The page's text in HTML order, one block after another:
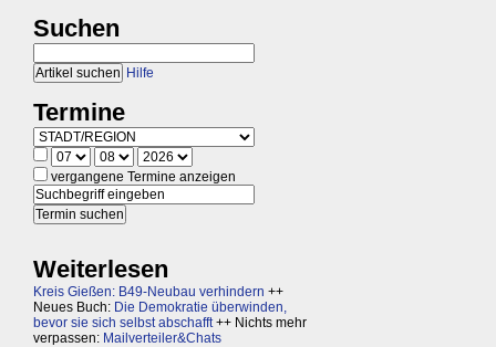
Suchen
Hilfe
Termine
vergangene Termine anzeigen
Weiterlesen
Kreis Gießen: B49-Neubau verhindern ++
Neues Buch: Die Demokratie überwinden,
bevor sie sich selbst abschafft++ Nichts mehr
verpassen: Mailverteiler&Chats